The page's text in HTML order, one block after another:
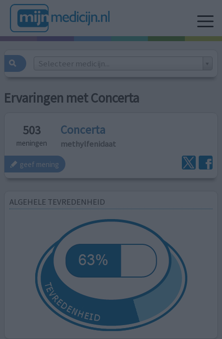
Selecteer medicijn...
Ervaringen met Concerta
503
meningen
Concerta
methylfenidaat
geef mening
ALGEHELE TEVREDENHEID